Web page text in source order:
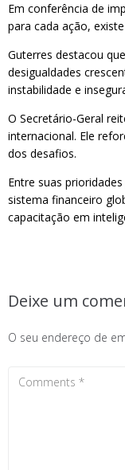
Em conferência de
para cada ação,
Guterres destacou
desigualdades
instabilidade e
O Secretário-Geral
internacional. Ele
dos desafios.
Entre suas
sistema financeiro
capacitação em
Deixe um
O seu endereço de